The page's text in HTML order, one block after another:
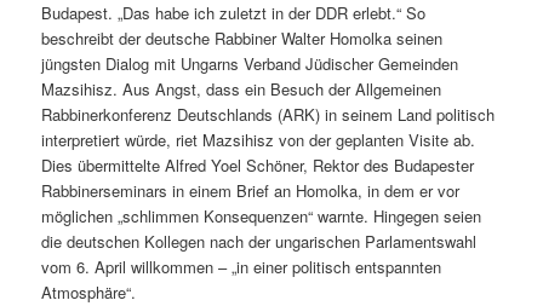
Budapest. „Das habe ich zuletzt in der DDR erlebt.“ So
beschreibt der deutsche Rabbiner Walter Homolka seinen
jüngsten Dialog mit Ungarns Verband Jüdischer Gemeinden
Mazsihisz. Aus Angst, dass ein Besuch der Allgemeinen
Rabbinerkonferenz Deutschlands (ARK) in seinem Land politisch
interpretiert würde, riet Mazsihisz von der geplanten Visite ab.
Dies übermittelte Alfred Yoel Schöner, Rektor des Budapester
Rabbinerseminars in einem Brief an Homolka, in dem er vor
möglichen „schlimmen Konsequenzen“ warnte. Hingegen seien
die deutschen Kollegen nach der ungarischen Parlamentswahl
vom 6. April willkommen – „in einer politisch entspannten
Atmosphäre“.